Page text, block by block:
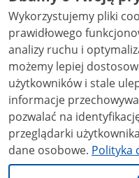
Creative
NC-ND 4.0),
Wykorzystujemy pliki
prawidłowego
analizy ruchu i optymalizacji
możemy lepiej
użytkowników i stale ulepszać
informacje
pozwalać na
przeglądarki
dane osobowe. Polityka